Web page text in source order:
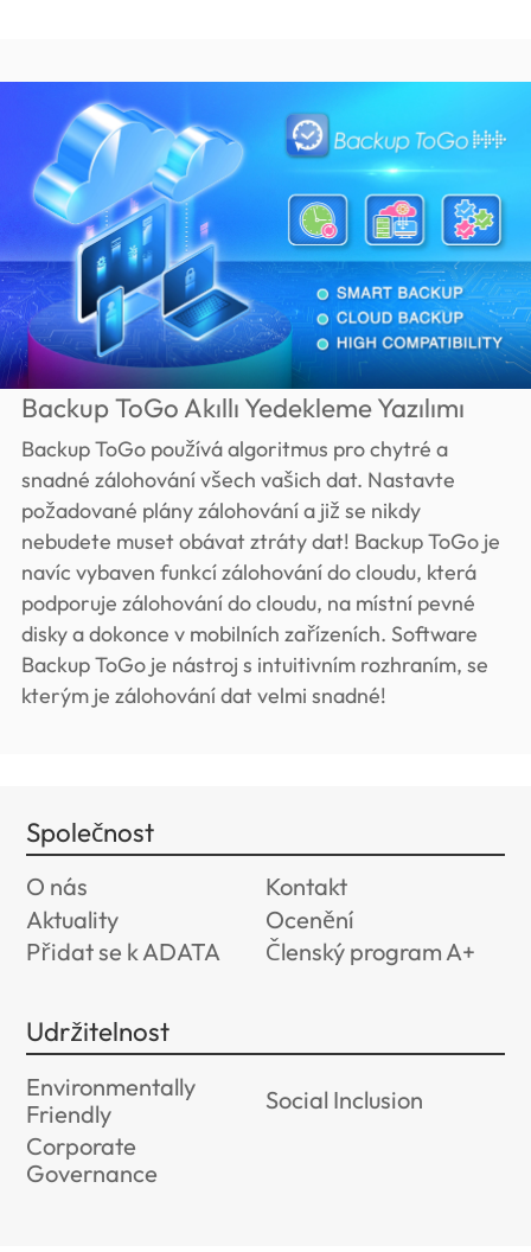
Backup ToGo Akıllı Yedekleme Yazılımı
Backup ToGo používá algoritmus pro chytré a
snadné zálohování všech vašich dat. Nastavte
požadované plány zálohování a již se nikdy
nebudete muset obávat ztráty dat! Backup ToGo je
navíc vybaven funkcí zálohování do cloudu, která
podporuje zálohování do cloudu, na místní pevné
disky a dokonce v mobilních zařízeních. Software
Backup ToGo je nástroj s intuitivním rozhraním, se
kterým je zálohování dat velmi snadné!
Společnost
O nás
Kontakt
Aktuality
Ocenění
Přidat se k ADATA
Členský program A+
Udržitelnost
Environmentally
Friendly
Social Inclusion
Corporate
Governance